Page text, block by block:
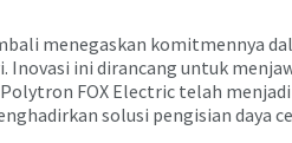
menegaskan komitmennya
Inovasi ini dirancang untuk
FOX Electric telah
solusi pengisian daya